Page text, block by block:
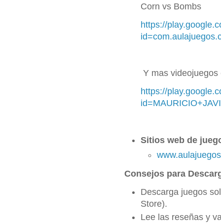
Corn vs Bombs
https://
Y mas
https://
Sitios web de
Consejos para
Descarga juegos
Store).
Lee las reseñas y